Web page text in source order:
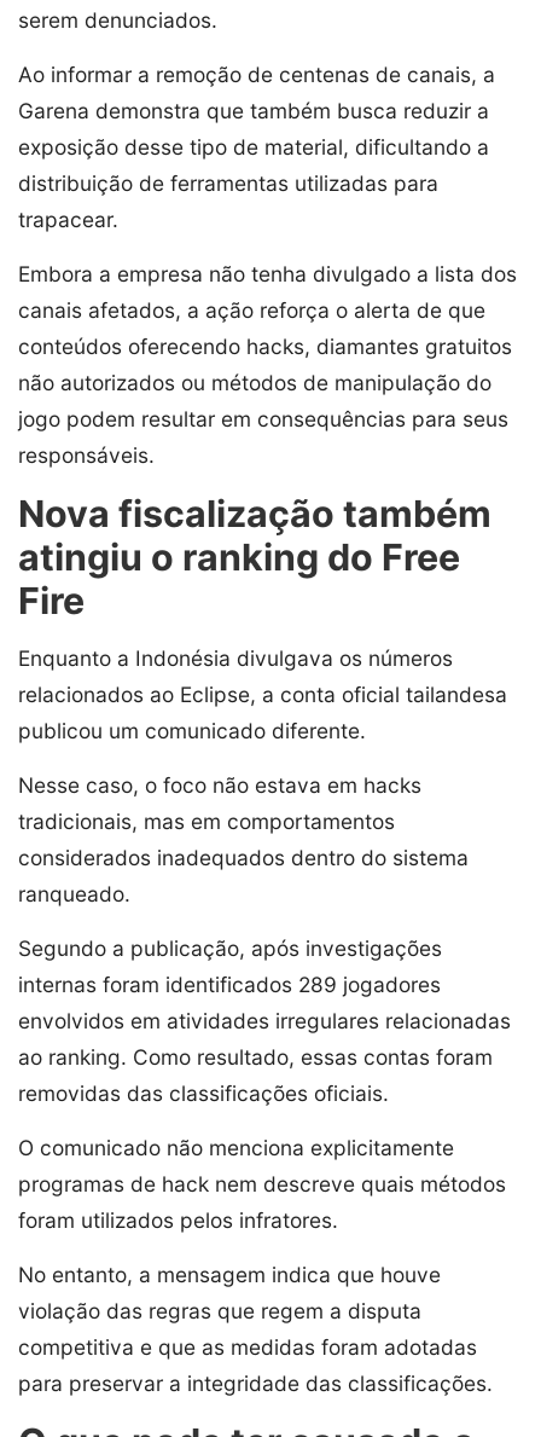
serem denunciados.
Ao informar a remoção de centenas de canais, a
Garena demonstra que também busca reduzir a
exposição desse tipo de material, dificultando a
distribuição de ferramentas utilizadas para
trapacear.
Embora a empresa não tenha divulgado a lista dos
canais afetados, a ação reforça o alerta de que
conteúdos oferecendo hacks, diamantes gratuitos
não autorizados ou métodos de manipulação do
jogo podem resultar em consequências para seus
responsáveis.
Nova fiscalização também
atingiu o ranking do Free
Fire
Enquanto a Indonésia divulgava os números
relacionados ao Eclipse, a conta oficial tailandesa
publicou um comunicado diferente.
Nesse caso, o foco não estava em hacks
tradicionais, mas em comportamentos
considerados inadequados dentro do sistema
ranqueado.
Segundo a publicação, após investigações
internas foram identificados 289 jogadores
envolvidos em atividades irregulares relacionadas
ao ranking. Como resultado, essas contas foram
removidas das classificações oficiais.
O comunicado não menciona explicitamente
programas de hack nem descreve quais métodos
foram utilizados pelos infratores.
No entanto, a mensagem indica que houve
violação das regras que regem a disputa
competitiva e que as medidas foram adotadas
para preservar a integridade das classificações.